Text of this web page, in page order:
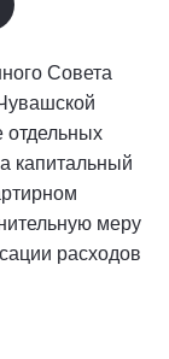
Совета
отдельных
капитальный
меру
расходов